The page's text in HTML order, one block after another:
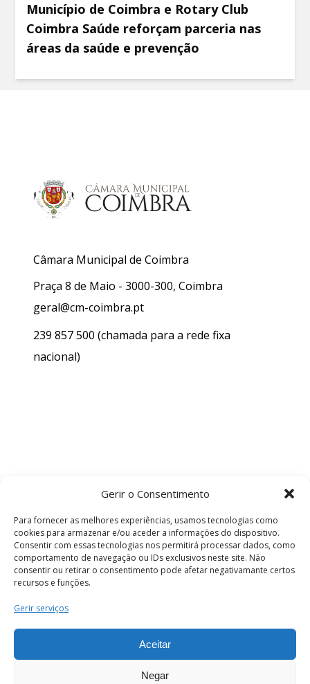
Gerir o Consentimento
Para fornecer as melhores experiências, usamos tecnologias como
cookies para armazenar e/ou aceder a informações do dispositivo.
Consentir com essas tecnologias nos permitirá processar dados, como
comportamento de navegação ou IDs exclusivos neste site. Não
consentir ou retirar o consentimento pode afetar negativamante certos
recursos e funções.
Gerir serviços
Aceitar
Negar
Município de Coimbra e Rotary Club
Coimbra Saúde reforçam parceria nas
áreas da saúde e prevenção
Câmara Municipal de Coimbra
Praça 8 de Maio - 3000-300, Coimbra
geral@cm-coimbra.pt
239 857 500 (chamada para a rede fixa
nacional)
Termos e Condições
os direitos reservados.